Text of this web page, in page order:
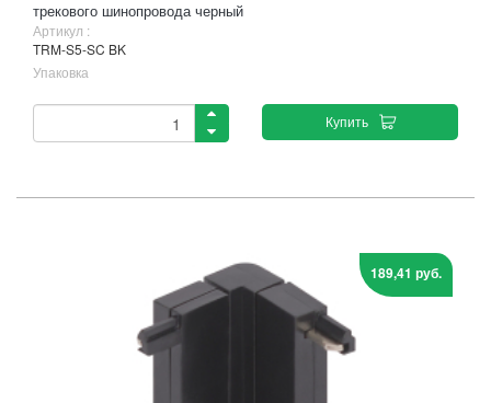
трекового шинопровода черный
Артикул :
TRM-S5-SC BK
Упаковка
Купить
189,41 руб.